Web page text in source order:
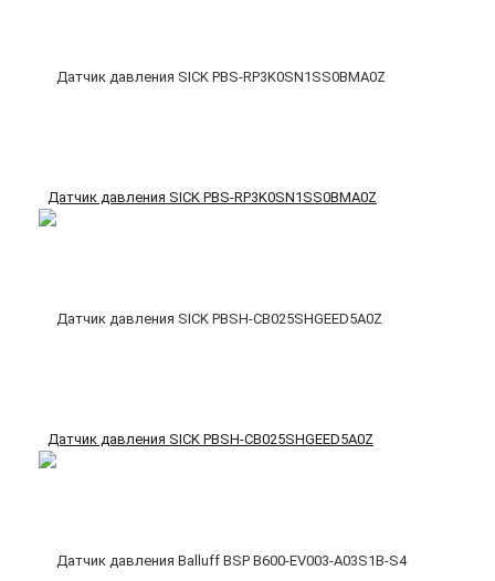
Датчик давления SICK PBS-RP3K0SN1SS0BMA0Z
Датчик давления SICK PBSH-CB025SHGEED5A0Z